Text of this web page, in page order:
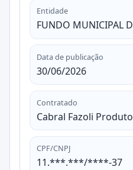
Entidade
FUNDO MUNICIPAL
Data de publicação
30/06/2026
Contratado
Cabral Fazoli
CPF/CNPJ
11.***.***/****-37